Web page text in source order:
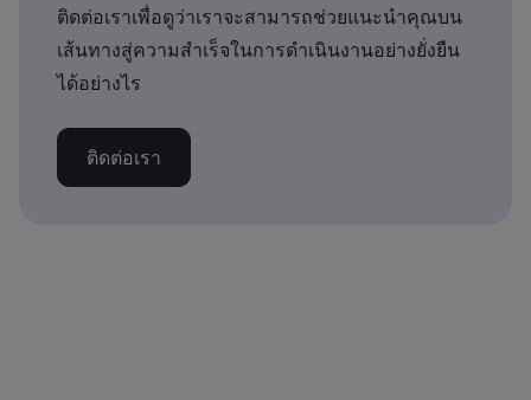
ติดต่อเราเพื่อดูว่าเราจะสามารถช่วยแนะนำคุณบน
เส้นทางสู่ความสำเร็จในการดำเนินงานอย่างยั่งยืน
ได้อย่างไร
ติดต่อเรา